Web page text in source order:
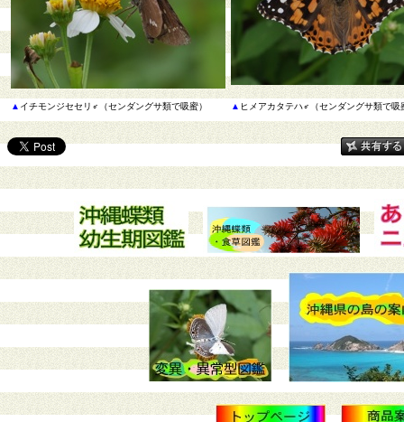
▲ イチモンジセセリ♂（センダングサ類で吸蜜） ▲ ヒメアカタテハ♂（センダングサ類で吸